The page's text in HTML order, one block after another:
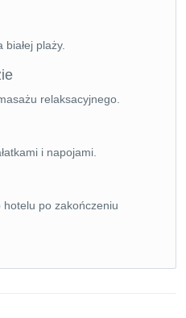
plaży.
relaksacyjnego.
i napojami.
po zakończeniu